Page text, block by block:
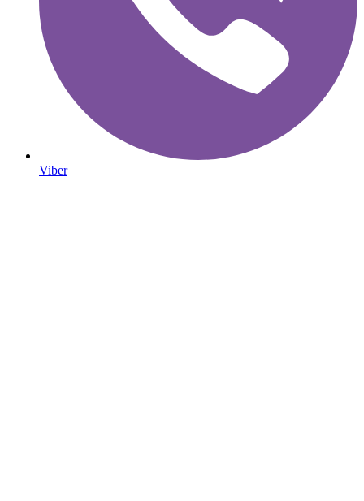
Viber